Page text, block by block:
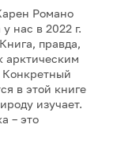
Романо
нас в 2022 г.
правда,
арктическим
в этой книге
изучает.
– это